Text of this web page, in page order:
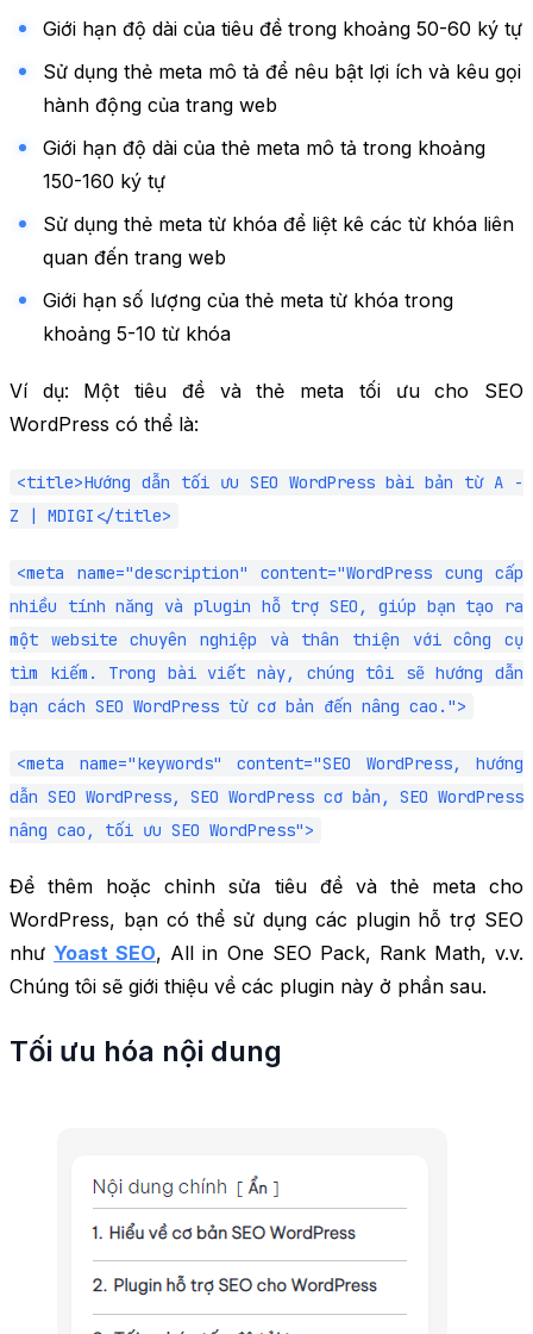
Giới hạn độ dài của tiêu đề trong khoảng 50-60 ký tự
Sử dụng thẻ meta mô tả để nêu bật lợi ích và kêu gọi
hành động của trang web
Giới hạn độ dài của thẻ meta mô tả trong khoảng
150-160 ký tự
Sử dụng thẻ meta từ khóa để liệt kê các từ khóa liên
quan đến trang web
Giới hạn số lượng của thẻ meta từ khóa trong
khoảng 5-10 từ khóa
Ví dụ: Một tiêu đề và thẻ meta tối ưu cho SEO
WordPress có thể là:
<title>Hướng dẫn tối ưu SEO WordPress bài bản từ A -
Z | MDIGI</title>
<meta name="description" content="WordPress cung cấp
nhiều tính năng và plugin hỗ trợ SEO, giúp bạn tạo ra
một website chuyên nghiệp và thân thiện với công cụ
tìm kiếm. Trong bài viết này, chúng tôi sẽ hướng dẫn
bạn cách SEO WordPress từ cơ bản đến nâng cao.">
<meta name="keywords" content="SEO WordPress, hướng
dẫn SEO WordPress, SEO WordPress cơ bản, SEO WordPress
nâng cao, tối ưu SEO WordPress">
Để thêm hoặc chỉnh sửa tiêu đề và thẻ meta cho
WordPress, bạn có thể sử dụng các plugin hỗ trợ SEO
như Yoast SEO, All in One SEO Pack, Rank Math, v.v.
Chúng tôi sẽ giới thiệu về các plugin này ở phần sau.
Tối ưu hóa nội dung